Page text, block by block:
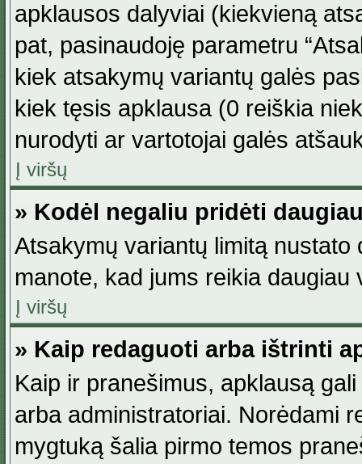
apklausos dalyviai (kiekvieną
pat, pasinaudoję parametru
kiek atsakymų variantų galės
kiek tęsis apklausa (0 reiškia
nurodyti ar vartotojai galės
Į viršų
» Kodėl negaliu pridėti
Atsakymų variantų limitą
manote, kad jums reikia daugiau
Į viršų
» Kaip redaguoti arba ištrinti
Kaip ir pranešimus, apklausą
arba administratoriai. Norėdami
mygtuką šalia pirmo temos